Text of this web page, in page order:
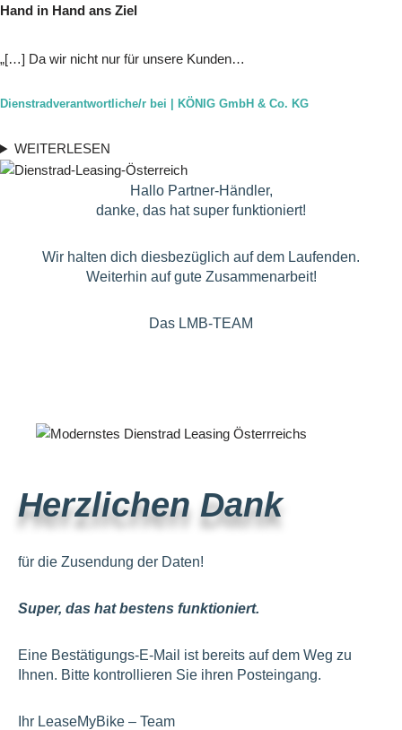
Hand in Hand ans Ziel
„[…] Da wir nicht nur für unsere Kunden…
Dienstradverantwortliche/r bei | KÖNIG GmbH & Co. KG
WEITERLESEN
Hallo Partner-Händler,
danke, das hat super funktioniert!
Wir halten dich diesbezüglich auf dem Laufenden.
Weiterhin auf gute Zusammenarbeit!
Das LMB-TEAM
Herzlichen Dank
für die Zusendung der Daten!
Super, das hat bestens funktioniert.
Eine Bestätigungs-E-Mail ist bereits auf dem Weg zu
Ihnen. Bitte kontrollieren Sie ihren Posteingang.
Ihr LeaseMyBike – Team